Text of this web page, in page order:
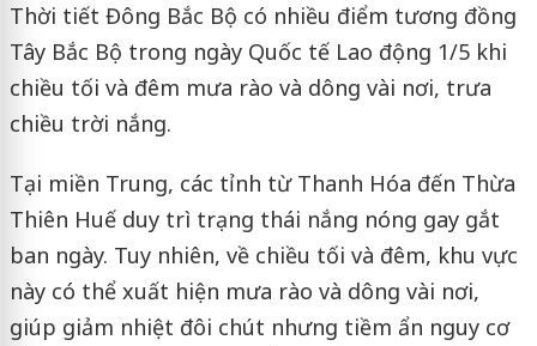
Thời tiết Đông Bắc Bộ có nhiều điểm tương đồng
Tây Bắc Bộ trong ngày Quốc tế Lao động 1/5 khi
chiều tối và đêm mưa rào và dông vài nơi, trưa
chiều trời nắng.
Tại miền Trung, các tỉnh từ Thanh Hóa đến Thừa
Thiên Huế duy trì trạng thái nắng nóng gay gắt
ban ngày. Tuy nhiên, về chiều tối và đêm, khu vực
này có thể xuất hiện mưa rào và dông vài nơi,
giúp giảm nhiệt đôi chút nhưng tiềm ẩn nguy cơ